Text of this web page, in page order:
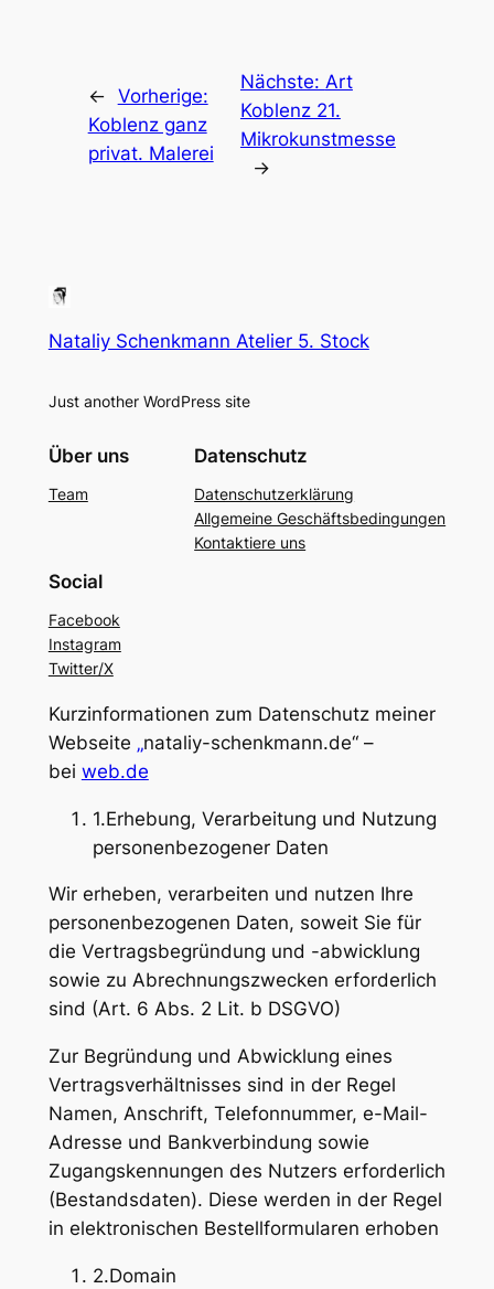
← Vorherige:
Koblenz ganz
privat. Malerei
Nächste: Art
Koblenz 21.
Mikrokunstmesse
→
Nataliy Schenkmann Atelier 5. Stock
Just another WordPress site
Über uns
Team
Datenschutz
Datenschutzerklärung
Allgemeine Geschäftsbedingungen
Kontaktiere uns
Social
Facebook
Instagram
Twitter/X
Kurzinformationen zum Datenschutz meiner
Webseite „nataliy-schenkmann.de“ –
bei web.de
1.Erhebung, Verarbeitung und Nutzung
personenbezogener Daten
Wir erheben, verarbeiten und nutzen Ihre
personenbezogenen Daten, soweit Sie für
die Vertragsbegründung und -abwicklung
sowie zu Abrechnungszwecken erforderlich
sind (Art. 6 Abs. 2 Lit. b DSGVO)
Zur Begründung und Abwicklung eines
Vertragsverhältnisses sind in der Regel
Namen, Anschrift, Telefonnummer, e-Mail-
Adresse und Bankverbindung sowie
Zugangskennungen des Nutzers erforderlich
(Bestandsdaten). Diese werden in der Regel
in elektronischen Bestellformularen erhoben
2.Domain